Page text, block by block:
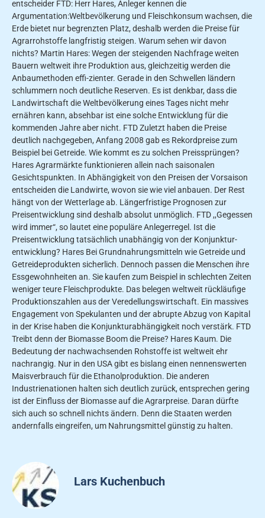
entscheider FTD: Herr Hares, Anleger kennen die
Argumentation:Weltbevölkerung und Fleischkonsum wachsen, die
Erde bietet nur begrenzten Platz, deshalb werden die Preise für
Agrarrohstoffe langfristig steigen. Warum sehen wir davon
nichts? Martin Hares: Wegen der steigenden Nachfrage weiten
Bauern weltweit ihre Produktion aus, gleichzeitig werden die
Anbaumethoden effi-zienter. Gerade in den Schwellen­ ländern
schlummern noch deutli­che Reserven. Es ist denkbar, dass die
Landwirtschaft die Weltbevöl­kerung eines Tages nicht mehr
ernähren kann, absehbar ist eine solche Entwicklung für die
kommenden Jahre aber nicht. FTD Zuletzt haben die Preise
deutlich nachgegeben, Anfang 2008 gab es Rekordpreise zum
Beispiel bei Getreide. Wie kommt es zu solchen Preissprüngen?
Hares Agrarmärkte funktionieren allein nach saisonalen
Gesichtspunkten. In Abhängigkeit von den Preisen der Vorsaison
entscheiden die Landwirte, wovon sie wie viel anbauen. Der Rest
hängt von der Wetterlage ab. Längerfristige Prognosen zur
Preisentwicklung sind deshalb absolut unmöglich. FTD ,,Gegessen
wird immer“, so lautet eine populäre Anlegerregel. Ist die
Preisentwicklung tatsächlich unabhängig von der Konjunktur-
entwicklung? Hares Bei Grundnahrungsmitteln wie Getreide und
Getreideprodukten sicherlich. Dennoch passen die Menschen ihre
Essgewohnheiten an. Sie kaufen zum Beispiel in schlechten Zeiten
weniger teure Fleischprodukte. Das belegen weltweit rückläufige
Produktionszahlen aus der Veredellungswirtschaft. Ein massives
Engagement von Spekulanten und der abrupte Abzug von Kapital
in der Krise haben die Konjunkturabhängigkeit noch verstärk. FTD
Treibt denn der Biomasse Boom die Preise? Hares Kaum. Die
Bedeutung der nachwachsenden Rohstoffe ist weltweit ehr
nachrangig. Nur in den USA gibt es bislang einen nennenswerten
Maisverbrauch für die Ethanolproduktion. Die anderen
Industrienationen halten sich deutlich zurück, entsprechen gering
ist der Einfluss der Biomasse auf die Agrarpreise. Daran dürfte
sich auch so schnell nichts ändern. Denn die Staaten werden
andernfalls eingreifen, um Nahrungsmittel günstig zu halten.
Lars Kuchenbuch